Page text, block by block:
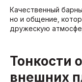
Качественный
но и общение,
дружескую
Тонкости
внешних